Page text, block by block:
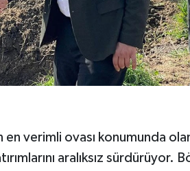
en verimli ovası konumunda
aralıksız sürdürüyor.